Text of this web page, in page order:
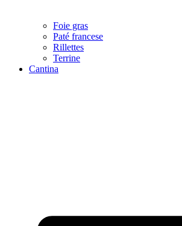
Foie gras
Paté francese
Rillettes
Terrine
Cantina